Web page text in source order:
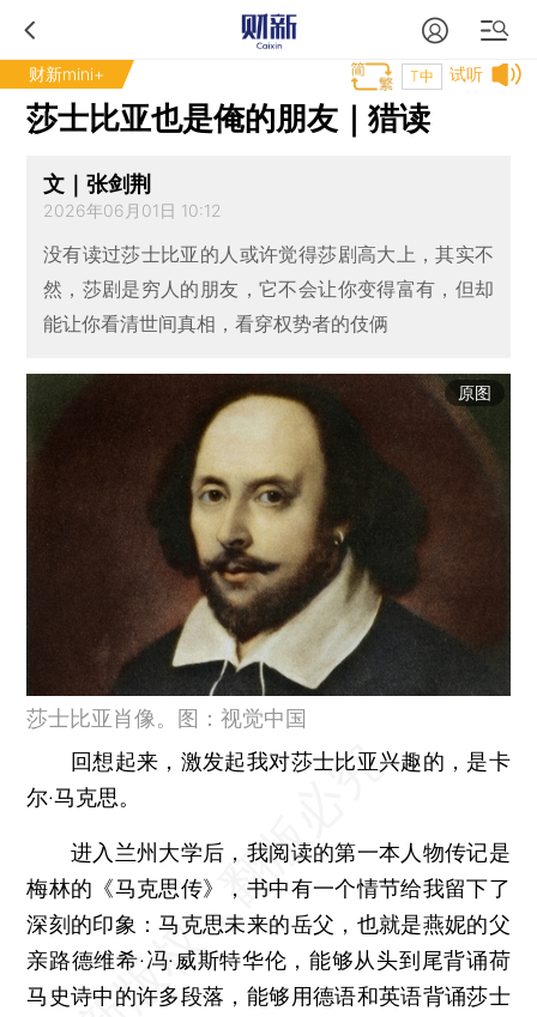
财新mini+ 试听
T中
莎士比亚也是俺的朋友｜猎读
文｜张剑荆
2026年06月01日 10:12
没有读过莎士比亚的人或许觉得莎剧高大上，其实不
然，莎剧是穷人的朋友，它不会让你变得富有，但却
能让你看清世间真相，看穿权势者的伎俩
原图
莎士比亚肖像。图：视觉中国
回想起来，激发起我对莎士比亚兴趣的，是卡
尔·马克思。
进入兰州大学后，我阅读的第一本人物传记是
梅林的《马克思传》，书中有一个情节给我留下了
深刻的印象：马克思未来的岳父，也就是燕妮的父
亲路德维希·冯·威斯特华伦，能够从头到尾背诵荷
马史诗中的许多段落，能够用德语和英语背诵莎士